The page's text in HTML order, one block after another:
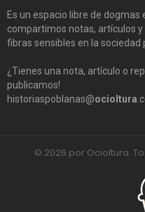
Es un espacio libre de
compartimos notas, artículos
fibras sensibles en la sociedad
¿Tienes una nota, artículo o
publicamos!
historiaspoblanas@ocioltura
© 2026 por Ocioltura.